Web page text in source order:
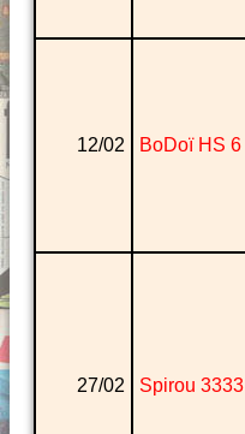
12/02 BoDoï HS 6
27/02 Spirou 3333